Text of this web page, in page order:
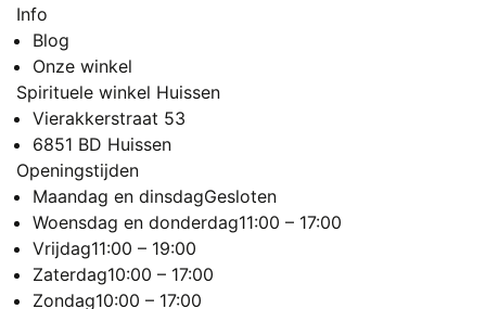
Info
Blog
Onze winkel
Spirituele winkel Huissen
Vierakkerstraat 53
6851 BD Huissen
Openingstijden
Maandag en dinsdagGesloten
Woensdag en donderdag11:00 – 17:00
Vrijdag11:00 – 19:00
Zaterdag10:00 – 17:00
Zondag10:00 – 17:00